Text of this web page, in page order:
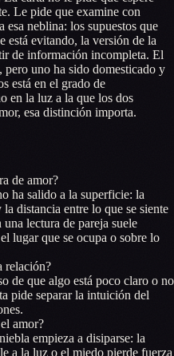
Le pide que examine con
esa neblina: los supuestos que
está evitando, la versión de la
de información incompleta. El
uno ha sido domesticado y
está en el grado de
en la luz a la que los dos
esa distinción importa.
de amor?
ha salido a la superficie: la
distancia entre lo que se siente
lectura de pareja suele
lugar que se ocupa o sobre lo
relación?
de que algo está poco claro o no
pide separar la intuición del
amor?
empieza a disiparse: la
a la luz o el miedo pierde fuerza